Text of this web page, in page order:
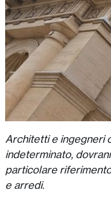
Architetti e ingegneri
indeterminato,
particolare
e arredi.